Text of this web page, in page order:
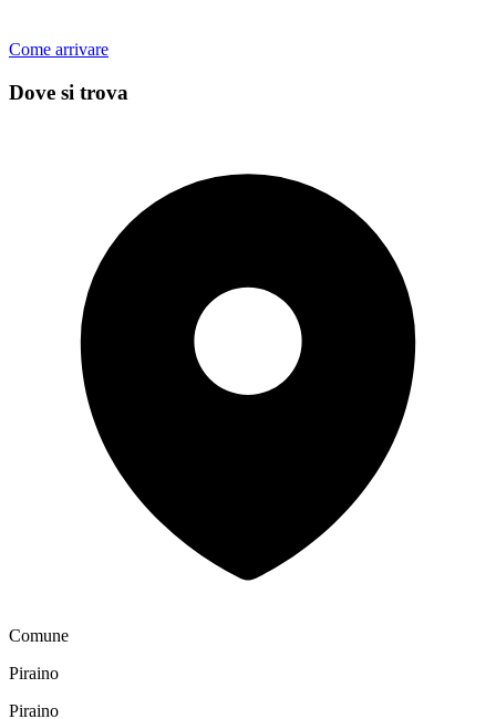
Come arrivare
Dove si trova
Comune
Piraino
Piraino